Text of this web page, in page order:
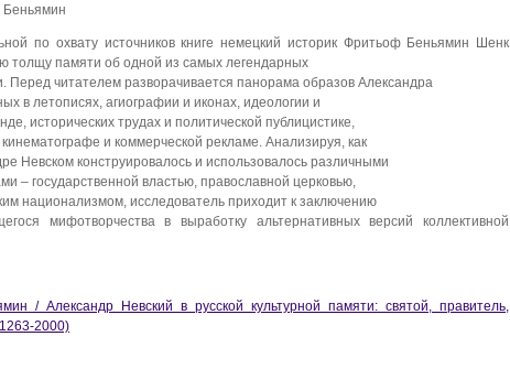
Беньямин
по охвату источников книге немецкий историк Фритьоф Беньямин Шенк
толщу памяти об одной из самых легендарных
Перед читателем разворачивается панорама образов Александра
в летописях, агиографии и иконах, идеологии и
исторических трудах и политической публицистике,
и коммерческой рекламе. Анализируя, как
Невском конструировалось и использовалось различными
– государственной властью, православной церковью,
национализмом, исследователь приходит к заключению
мифотворчества в выработку альтернативных версий коллективной
/ Александр Невский в русской культурной памяти: святой, правитель,
2000)